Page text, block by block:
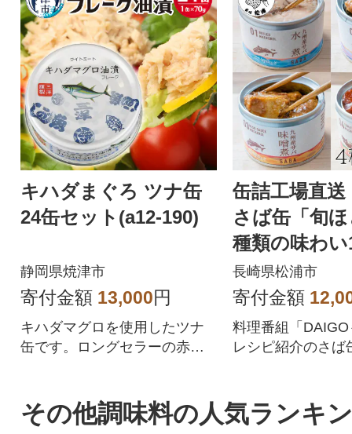
キハダまぐろ ツナ缶
24缶セット(a12-190)
静岡県焼津市
寄付金額 13,000円
キハダマグロを使用したツナ
缶です。ロングセラーの赤缶
上がれます。24缶入っている
のでサラダやパスタなど様々
缶詰工場直
さば缶「旬
種類の味わい
長崎県松浦市
寄付金額
料理番組「
レシピ紹介のさば
その他調味料の人気ランキ